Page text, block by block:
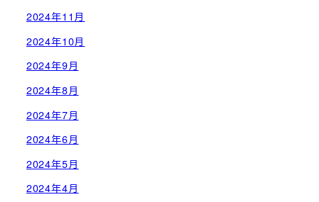
2024年11月
2024年10月
2024年9月
2024年8月
2024年7月
2024年6月
2024年5月
2024年4月